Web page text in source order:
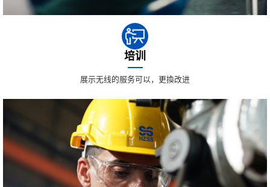
培训
展示无线的服务可以，更換改进